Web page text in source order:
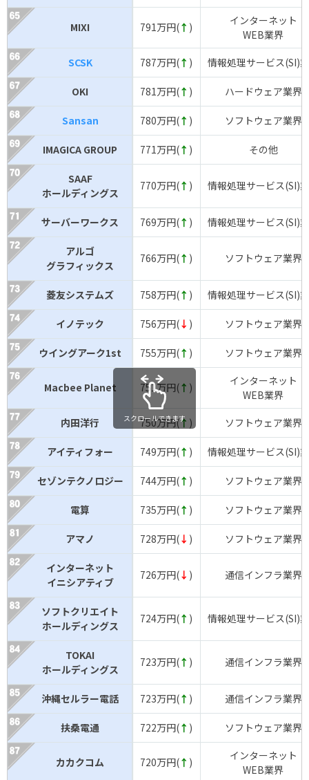
MIXI 791万円(↑ )
インターネット
WEB業界
SCSK
787万円(↑ ) 情報処理サービス(SI)
OKI 781万円(↑ ) ハードウェア業界
Sansan 780万円(↑ ) ソフトウェア業界
IMAGICA GROUP 771万円(↑ ) その他
SAAF
ホールディングス
770万円(↑ ) 情報処理サービス(SI)
サーバーワークス 769万円(↑ ) 情報処理サービス(SI)
アルゴ
グラフィックス
766万円(↑ ) ソフトウェア業界
菱友システムズ 758万円(↑ ) 情報処理サービス(SI)
イノテック 756万円(↓ ) ソフトウェア業界
ウイングアーク1st 755万円(↑ ) ソフトウェア業界
Macbee Planet 751万円(↑ )
インターネット
WEB業界
内田洋行
750万円(↑ ) ソフトウェア業界
アイティフォー 749万円(↑ ) 情報処理サービス(SI)
セゾンテクノロジー 744万円(↑ ) ソフトウェア業界
電算 735万円(↑ ) ソフトウェア業界
アマノ 728万円(↓ ) ソフトウェア業界
インターネット
イニシアティブ
726万円(↓ ) 通信インフラ業界
ソフトクリエイト
ホールディングス
724万円(↑ ) 情報処理サービス(SI)
TOKAI
ホールディングス
723万円(↑ ) 通信インフラ業界
沖縄セルラー電話 723万円(↑ ) 通信インフラ業界
扶桑電通 722万円(↑ ) ソフトウェア業界
カカクコム 720万円(↑ )
インターネット
WEB業界
スクロールできます